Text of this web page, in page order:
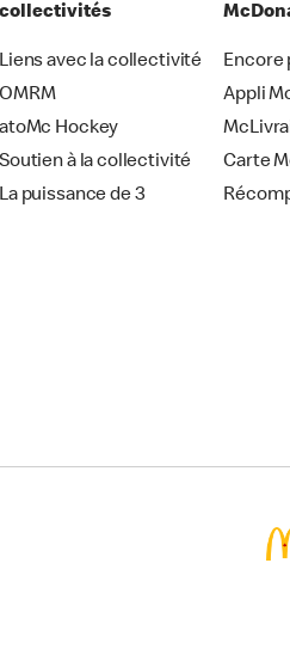
collectivités
Liens avec la collectivité
OMRM
atoMc Hockey
Soutien à la collectivité
La puissance de 3
Encore
Appli
Carte